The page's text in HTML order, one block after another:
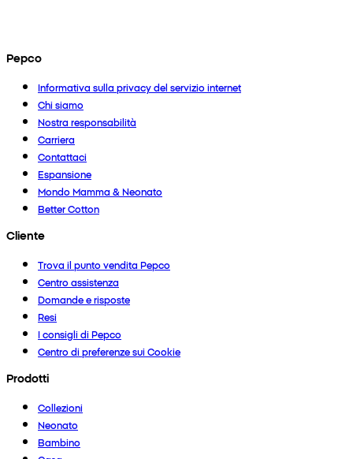
Pepco
Informativa sulla privacy del servizio internet
Chi siamo
Nostra responsabilità
Carriera
Contattaci
Espansione
Mondo Mamma & Neonato
Better Cotton
Cliente
Trova il punto vendita Pepco
Centro assistenza
Domande e risposte
Resi
I consigli di Pepco
Centro di preferenze sui Cookie
Prodotti
Collezioni
Neonato
Bambino